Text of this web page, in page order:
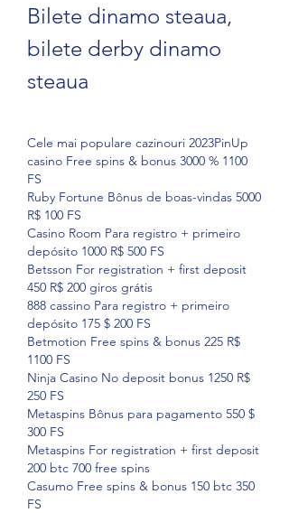
Bilete dinamo steaua,
bilete derby dinamo
steaua
Cele mai populare cazinouri 2023PinUp
casino Free spins & bonus 3000 % 1100
FS
Ruby Fortune Bônus de boas-vindas 5000
R$ 100 FS
Casino Room Para registro + primeiro
depósito 1000 R$ 500 FS
Betsson For registration + first deposit
450 R$ 200 giros grátis
888 cassino Para registro + primeiro
depósito 175 $ 200 FS
Betmotion Free spins & bonus 225 R$
1100 FS
Ninja Casino No deposit bonus 1250 R$
250 FS
Metaspins Bônus para pagamento 550 $
300 FS
Metaspins For registration + first deposit
200 btc 700 free spins
Casumo Free spins & bonus 150 btc 350
FS